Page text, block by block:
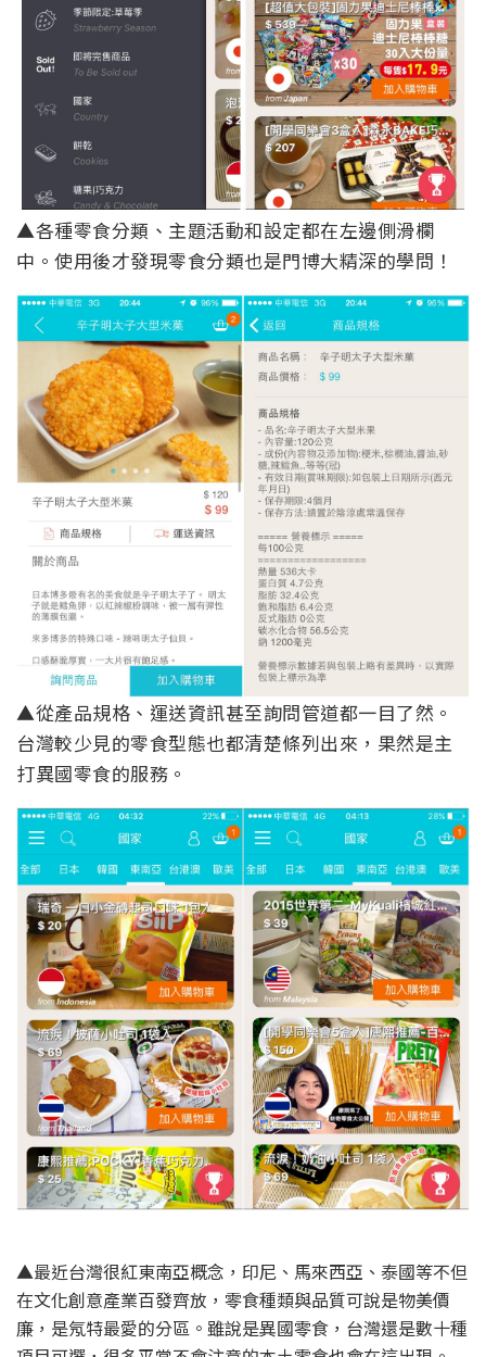
▲各種零食分類、主題活動和設定都在左邊側滑欄
中。使用後才發現零食分類也是門博大精深的學問！
▲從產品規格、運送資訊甚至詢問管道都一目了然。
台灣較少見的零食型態也都清楚條列出來，果然是主
打異國零食的服務。
▲最近台灣很紅東南亞概念，印尼、馬來西亞、泰國等不但
在文化創意產業百發齊放，零食種類與品質可說是物美價
廉，是氖特最愛的分區。雖說是異國零食，台灣還是數十種